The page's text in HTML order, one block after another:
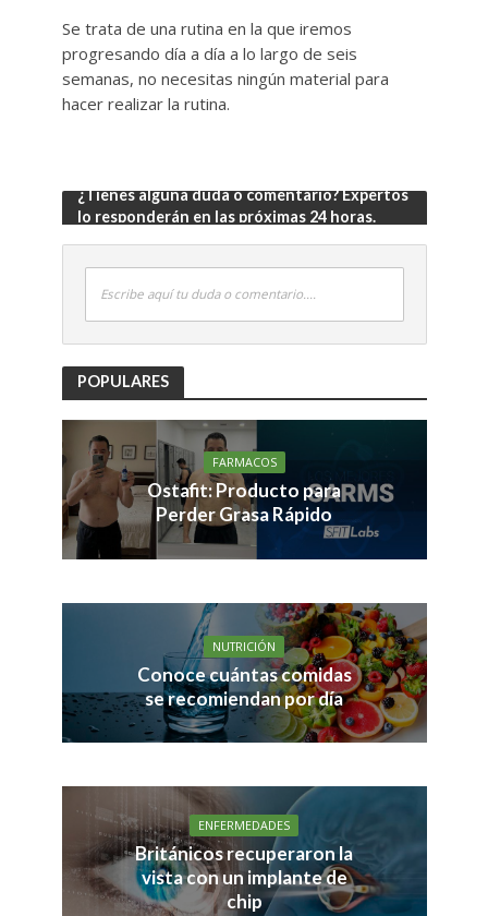
Se trata de una rutina en la que iremos
progresando día a día a lo largo de seis
semanas, no necesitas ningún material para
hacer realizar la rutina.
¿Tienes alguna duda o comentario? Expertos
lo responderán en las próximas 24 horas.
Escribe aquí tu duda o comentario....
POPULARES
FARMACOS
Ostafit: Producto para
Perder Grasa Rápido
NUTRICIÓN
Conoce cuántas comidas
se recomiendan por día
ENFERMEDADES
Británicos recuperaron la
vista con un implante de
chip